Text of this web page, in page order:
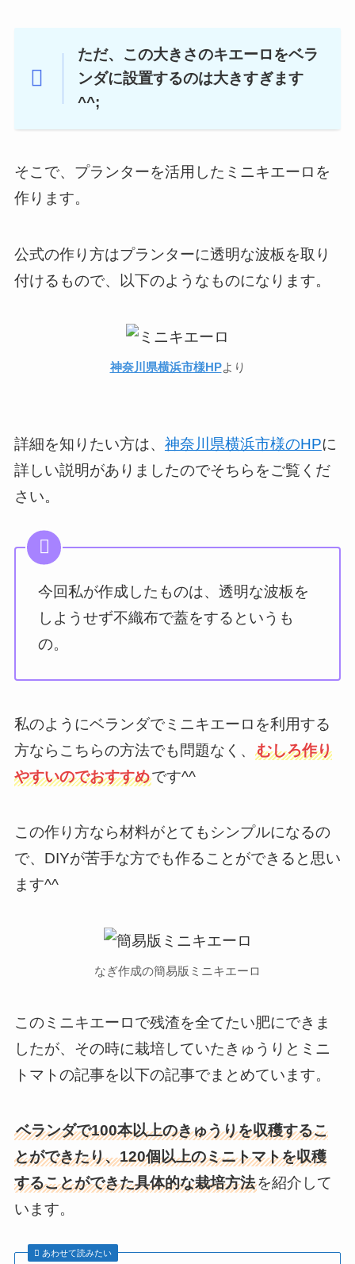
ただ、この大きさのキエーロをベラ
ンダに設置するのは大きすぎます
^^;
そこで、プランターを活用したミニキエーロを
作ります。
公式の作り方はプランターに透明な波板を取り
付けるもので、以下のようなものになります。
神奈川県横浜市様HPより
詳細を知りたい方は、 神奈川県横浜市様のHPに
詳しい説明がありましたのでそちらをご覧くだ
さい。
今回私が作成したものは、透明な波板を
しようせず不織布で蓋をするというも
の。
私のようにベランダでミニキエーロを利用する
方ならこちらの方法でも問題なく、 むしろ作り
やすいのでおすすめです^^
この作り方なら材料がとてもシンプルになるの
で、DIYが苦手な方でも作ることができると思い
ます^^
なぎ作成の簡易版ミニキエーロ
このミニキエーロで残渣を全てたい肥にできま
したが、その時に栽培していたきゅうりとミニ
トマトの記事を以下の記事でまとめています。
ベランダで100本以上のきゅうりを収穫するこ
とができたり、120個以上のミニトマトを収穫
することができた具体的な栽培方法を紹介して
います。
あわせて読みたい